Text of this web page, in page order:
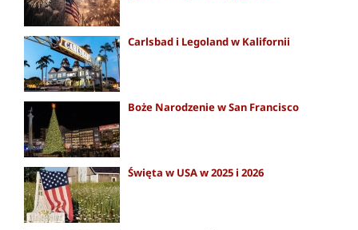
Carlsbad i Legoland w Kalifornii
Boże Narodzenie w San Francisco
Święta w USA w 2025 i 2026